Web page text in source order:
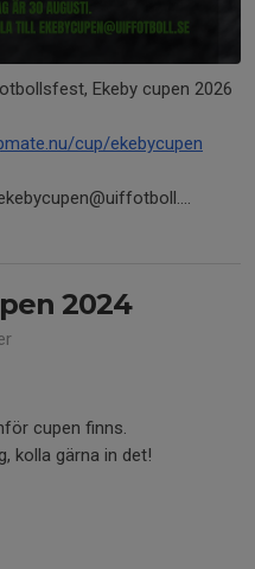
Ekeby cupen 2026
cup/ekebycupen
2024
cupen finns.
kolla gärna in det!